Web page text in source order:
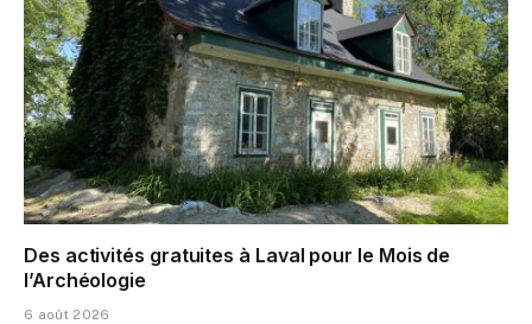
Des activités gratuites à Laval pour le Mois de
l’Archéologie
6 août 2026